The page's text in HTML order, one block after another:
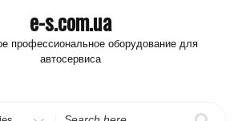
e-s.com.ua
профессиональное оборудование для
автосервиса